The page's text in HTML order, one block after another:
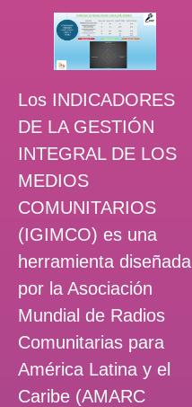
Los INDICADORES
DE LA GESTIÓN
INTEGRAL DE LOS
MEDIOS
COMUNITARIOS
(IGIMCO) es una
herramienta diseñada
por la Asociación
Mundial de Radios
Comunitarias para
América Latina y el
Caribe (AMARC